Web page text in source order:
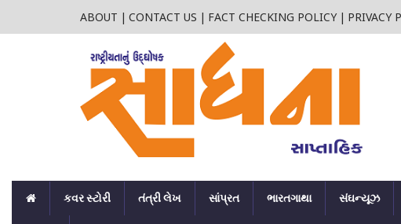
ABOUT | CONTACT US | FACT CHECKING POLICY | PRIVACY
કવર સ્ટોરી તંત્રી લેખ સાંપ્રત ભારતગાથા સંઘન્યૂઝ